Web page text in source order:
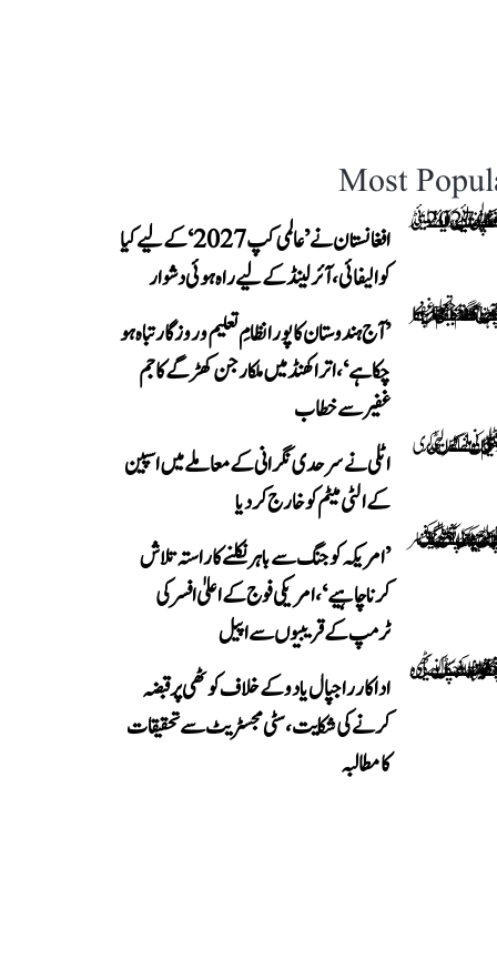
Most
افغانستان نے ’عالمی کپ 2027‘ کے لیے کیا
کوالیفائی، آئرلینڈ کے لیے راہ ہوئی دشوار
’آج ہندوستان کا پورا نظامِ تعلیم و روزگار تباہ ہو
چکا ہے‘، اتراکھنڈ میں ملکارجن کھڑگے کا جم
غفیر سے خطاب
اٹلی نے سرحدی نگرانی کے معاملے میں اسپین
کے الٹی میٹم کو خارج کر دیا
’امریکہ کو جنگ سے باہر نکلنے کا راستہ تلاش
کرنا چاہیے‘، امریکی فوج کے اعلیٰ افسر کی
ٹرمپ کے قریبیوں سے اپیل
اداکار راجپال یادو کے خلاف کوٹھی پر قبضہ
کرنے کی شکایت، سٹی مجسٹریٹ سے تحقیقات
کا مطالبہ